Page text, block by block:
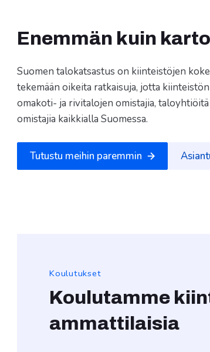
Enemmän kuin
Suomen talokatsastus on kiinteistöjen
tekemään oikeita ratkaisuja, jotta
omakoti- ja rivitalojen omistajia,
omistajia kaikkialla Suomessa.
Tutustu meihin paremmin
Koulutukset
Koulutamme
ammattilaisia